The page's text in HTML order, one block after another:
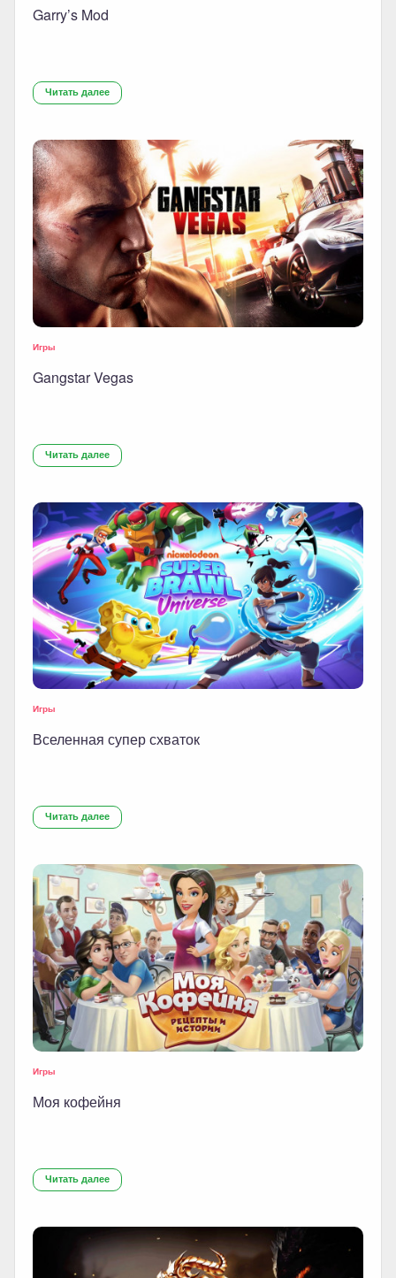
Garry’s Mod
Читать далее
Игры
Gangstar Vegas
Читать далее
Игры
Вселенная супер схваток
Читать далее
Игры
Моя кофейня
Читать далее